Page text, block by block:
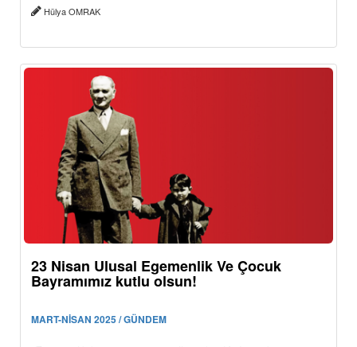
Hülya OMRAK
23 Nisan Ulusal Egemenlik Ve Çocuk
Bayramımız kutlu olsun!
MART-NİSAN 2025 / GÜNDEM